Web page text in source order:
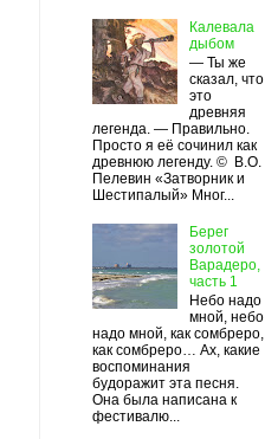
Калевала
дыбом
— Ты же
сказал, что
это
древняя
легенда. — Правильно.
Просто я её сочинил как
древнюю легенду. © В.О.
Пелевин «Затворник и
Шестипалый» Мног...
Берег
золотой
Варадеро,
часть 1
Небо надо
мной, небо
надо мной, как сомбреро,
как сомбреро… Ах, какие
воспоминания
будоражит эта песня.
Она была написана к
фестивалю...